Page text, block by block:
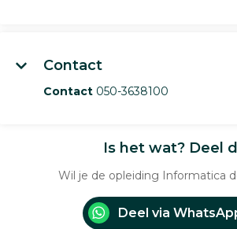
Contact
Contact 050-3638100
Is het wat? Deel
Wil je de opleiding Informatica
Deel via